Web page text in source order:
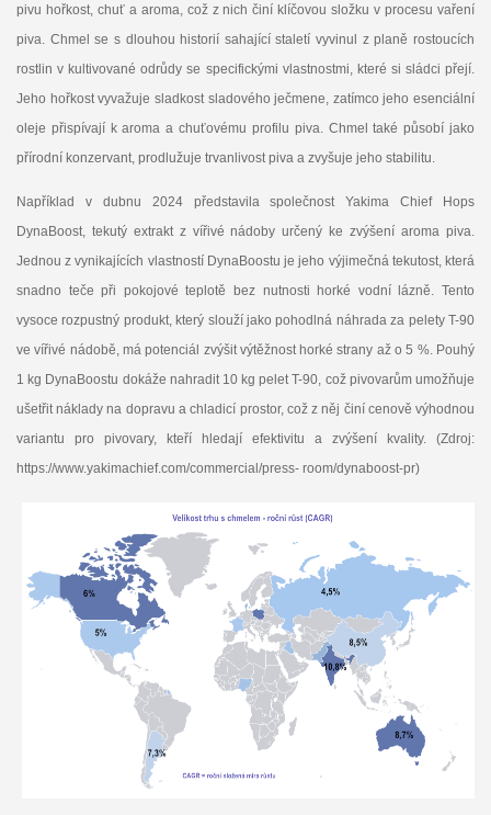
pivu hořkost, chuť a aroma, což z nich činí klíčovou složku v procesu vaření
piva. Chmel se s dlouhou historií sahající staletí vyvinul z planě rostoucích
rostlin v kultivované odrůdy se specifickými vlastnostmi, které si sládci přejí.
Jeho hořkost vyvažuje sladkost sladového ječmene, zatímco jeho esenciální
oleje přispívají k aroma a chuťovému profilu piva. Chmel také působí jako
přírodní konzervant, prodlužuje trvanlivost piva a zvyšuje jeho stabilitu.
Například v dubnu 2024 představila společnost Yakima Chief Hops
DynaBoost, tekutý extrakt z vířivé nádoby určený ke zvýšení aroma piva.
Jednou z vynikajících vlastností DynaBoostu je jeho výjimečná tekutost, která
snadno teče při pokojové teplotě bez nutnosti horké vodní lázně. Tento
vysoce rozpustný produkt, který slouží jako pohodlná náhrada za pelety T-90
ve vířivé nádobě, má potenciál zvýšit výtěžnost horké strany až o 5 %. Pouhý
1 kg DynaBoostu dokáže nahradit 10 kg pelet T-90, což pivovarům umožňuje
ušetřit náklady na dopravu a chladicí prostor, což z něj činí cenově výhodnou
variantu pro pivovary, kteří hledají efektivitu a zvýšení kvality. (Zdroj:
https://www.yakimachief.com/commercial/press- room/dynaboost-pr)